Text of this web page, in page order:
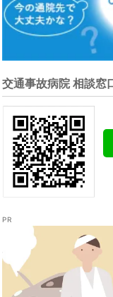
交通事故病院 相談窓